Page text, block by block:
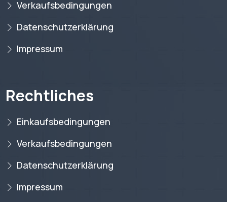
Verkaufsbedingungen
Datenschutzerklärung
Impressum
Rechtliches
Einkaufsbedingungen
Verkaufsbedingungen
Datenschutzerklärung
Impressum